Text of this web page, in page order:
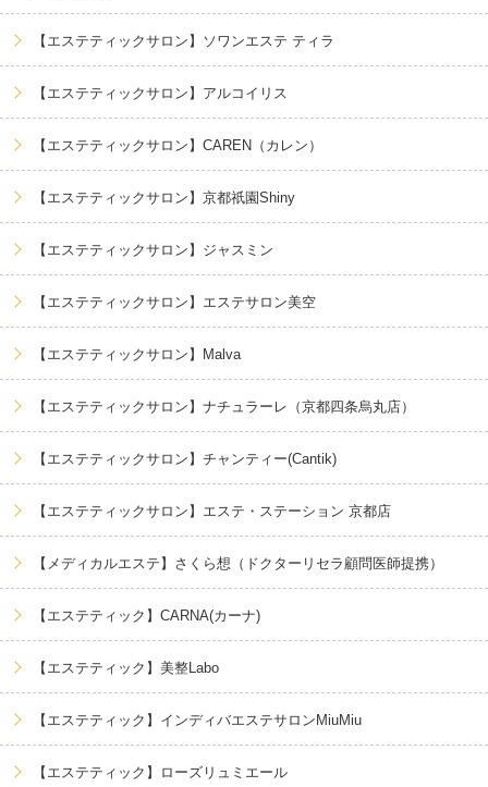
【エステティックサロン】ソワンエステ ティラ
【エステティックサロン】アルコイリス
【エステティックサロン】CAREN（カレン）
【エステティックサロン】京都祇園Shiny
【エステティックサロン】ジャスミン
【エステティックサロン】エステサロン美空
【エステティックサロン】Malva
【エステティックサロン】ナチュラーレ（京都四条烏丸店）
【エステティックサロン】チャンティー(Cantik)
【エステティックサロン】エステ・ステーション 京都店
【メディカルエステ】さくら想（ドクターリセラ顧問医師提携）
【エステティック】CARNA(カーナ)
【エステティック】美整Labo
【エステティック】インディバエステサロンMiuMiu
【エステティック】ローズリュミエール